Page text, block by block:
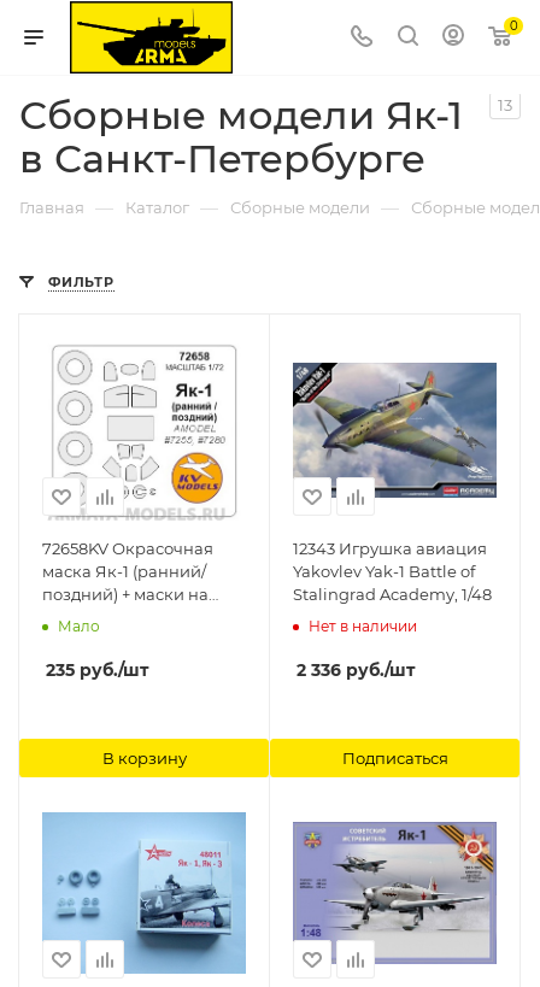
0
Сборные модели Як-1
в Санкт-Петербурге
13
Главная — Каталог — Сборные модели — Сборные
ФИЛЬТР
72658KV Окрасочная
маска Як-1 (ранний/
поздний) + маски на
диски и колеса для
AMODEL KV Models
Мало
235 руб./шт
В корзину
12343 Игрушка авиация
Yakovlev Yak-1 Battle of
Stalingrad Academy, 1/48
Нет в наличии
2 336 руб./шт
Подписаться